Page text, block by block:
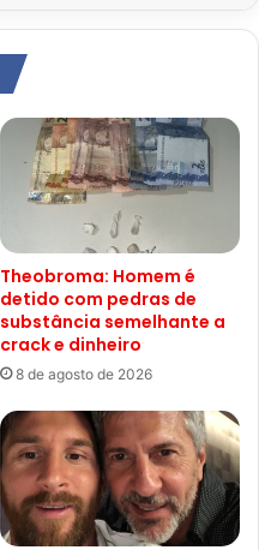
Theobroma: Homem é
detido com pedras de
substância semelhante a
crack e dinheiro
8 de agosto de 2026